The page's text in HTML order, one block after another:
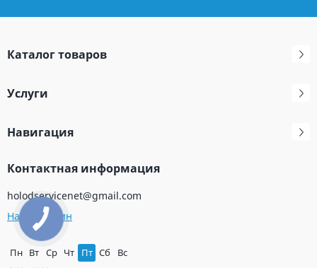
Каталог товаров
Услуги
Навигация
Контактная информация
holodservicenet@gmail.com
Наш магазин
Пн Вт Ср Чт Пт Сб Вс